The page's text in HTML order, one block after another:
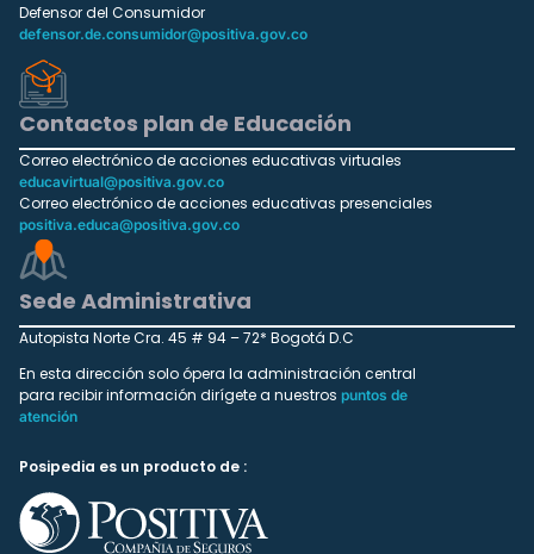
Defensor del Consumidor
defensor.de.consumidor@positiva.gov.co
Contactos plan de Educación
Correo electrónico de acciones educativas virtuales
educavirtual@positiva.gov.co
Correo electrónico de acciones educativas presenciales
positiva.educa@positiva.gov.co
Sede Administrativa
Autopista Norte Cra. 45 # 94 – 72* Bogotá D.C
En esta dirección solo ópera la administración central
para recibir información dirígete a nuestros puntos de
atención
Posipedia es un producto de :